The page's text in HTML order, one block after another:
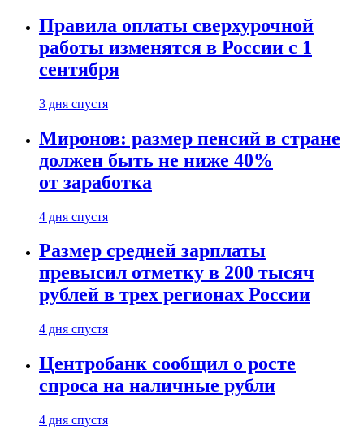
Правила оплаты сверхурочной
работы изменятся в России с 1
сентября
3 дня спустя
Миронов: размер пенсий в стране
должен быть не ниже 40%
от заработка
4 дня спустя
Размер средней зарплаты
превысил отметку в 200 тысяч
рублей в трех регионах России
4 дня спустя
Центробанк сообщил о росте
спроса на наличные рубли
4 дня спустя